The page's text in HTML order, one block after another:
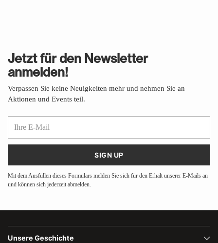
Jetzt für den Newsletter
anmelden!
Verpassen Sie keine Neuigkeiten mehr und nehmen Sie an
Aktionen und Events teil.
SIGN UP
Mit dem Ausfüllen dieses Formulars melden Sie sich für den Erhalt unserer E-Mails an
und können sich jederzeit abmelden.
Unsere Geschichte